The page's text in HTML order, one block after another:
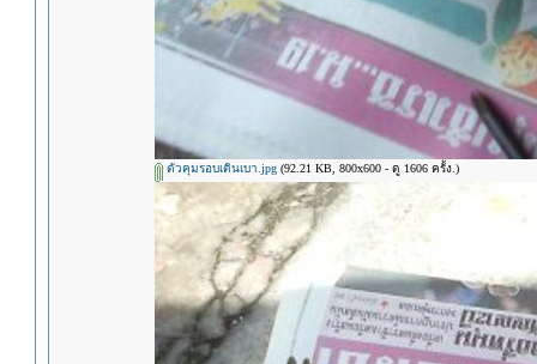
ตัวคุมรอบเดินเบา.jpg(92.21 KB, 800x600 - ดู 1606 ครั้ง.)